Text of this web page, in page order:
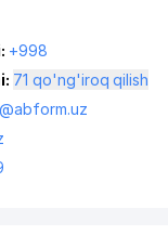
+998
71 qo'ng'iroq qilish